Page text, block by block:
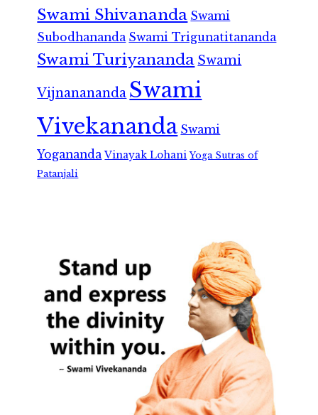
Swami Shivananda Swami
Subodhananda Swami Trigunatitananda
Swami Turiyananda Swami
Vijnanananda Swami
Vivekananda Swami
Yogananda Vinayak Lohani Yoga Sutras of
Patanjali